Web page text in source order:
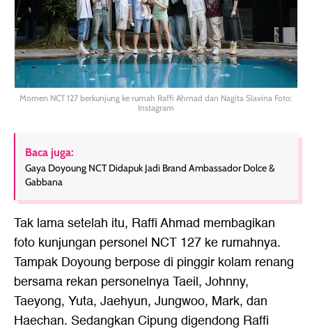
Momen NCT 127 berkunjung ke rumah Raffi Ahmad dan Nagita Slavina Foto:
Instagram
Baca juga:
Gaya Doyoung NCT Didapuk Jadi Brand Ambassador Dolce &
Gabbana
Tak lama setelah itu, Raffi Ahmad membagikan
foto kunjungan personel NCT 127 ke rumahnya.
Tampak Doyoung berpose di pinggir kolam renang
bersama rekan personelnya Taeil, Johnny,
Taeyong, Yuta, Jaehyun, Jungwoo, Mark, dan
Haechan. Sedangkan Cipung digendong Raffi